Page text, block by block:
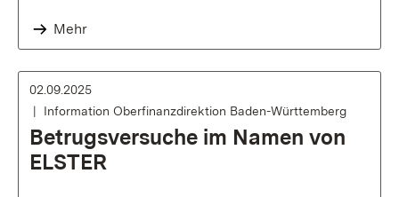
Mehr
02.09.2025
Information Oberfinanzdirektion Baden-Württemberg
Betrugsversuche im Namen von
ELSTER